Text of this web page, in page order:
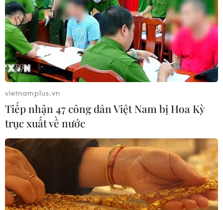
vietnamplus.vn
Tiếp nhận 47 công dân Việt Nam bị Hoa Kỳ
trục xuất về nước